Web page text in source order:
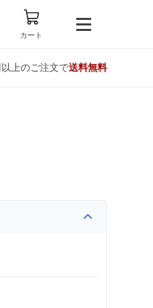
カート
上のご注文で送料無料